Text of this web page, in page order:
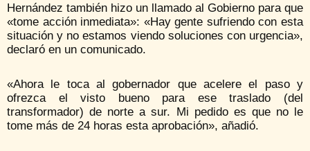
Hernández también hizo un llamado al Gobierno para que
«tome acción inmediata»: «Hay gente sufriendo con esta
situación y no estamos viendo soluciones con urgencia»,
declaró en un comunicado.
«Ahora le toca al gobernador que acelere el paso y
ofrezca el visto bueno para ese traslado (del
transformador) de norte a sur. Mi pedido es que no le
tome más de 24 horas esta aprobación», añadió.